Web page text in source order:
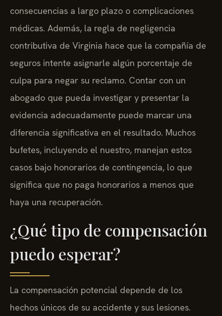
consecuencias a largo plazo o complicaciones
médicas. Además, la regla de negligencia
contributiva de Virginia hace que la compañía de
seguros intente asignarle algún porcentaje de
culpa para negar su reclamo. Contar con un
abogado que pueda investigar y presentar la
evidencia adecuadamente puede marcar una
diferencia significativa en el resultado. Muchos
bufetes, incluyendo el nuestro, manejan estos
casos bajo honorarios de contingencia, lo que
significa que no paga honorarios a menos que
haya una recuperación.
¿Qué tipo de compensación
puedo esperar?
La compensación potencial depende de los
hechos únicos de su accidente y sus lesiones.